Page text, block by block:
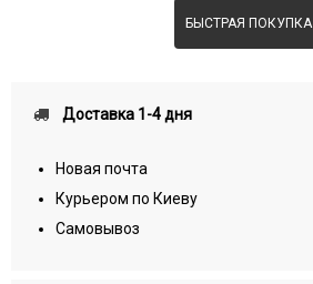
БЫСТРАЯ ПОКУПКА
Доставка 1-4 дня
Новая почта
Курьером по Киеву
Самовывоз